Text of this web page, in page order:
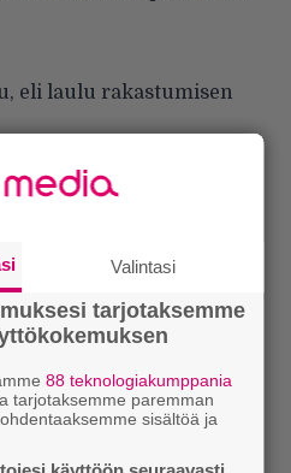
eli laulu rakastumisen
Valintasi
tarjotaksemme
88 teknologiakumppania
tarjotaksemme paremman
sisältöä ja